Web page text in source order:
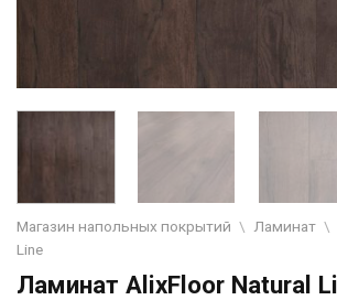
Магазин напольных покрытий \ Ламинат \
Line
Ламинат AlixFloor Natural